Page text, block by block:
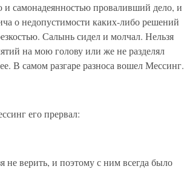
самонадеянностью проваливший дело, и
о недопустимости каких-либо решений
Салынь сидел и молчал. Нельзя
на мою голову или же не разделял
В самом разгаре разноса вошел Мессинг.
его прервал:
верить, и поэтому с ним всегда было